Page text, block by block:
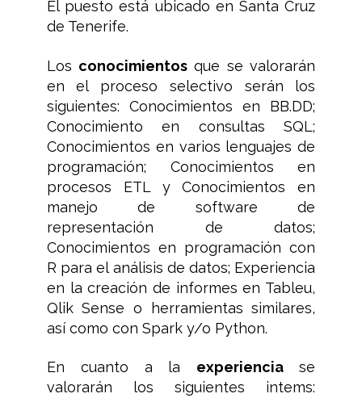
El puesto está ubicado en Santa Cruz
de Tenerife.
Los conocimientosque se valorarán
en el proceso selectivo serán los
siguientes: Conocimientos en BB.DD;
Conocimiento en consultas SQL;
Conocimientos en varios lenguajes de
programación; Conocimientos en
procesos ETL y Conocimientos en
manejo de software de
representación de datos;
Conocimientos en programación con
R para el análisis de datos; Experiencia
en la creación de informes en Tableu,
Qlik Sense o herramientas similares,
así como con Spark y/o Python.
En cuanto a la experienciase
valorarán los siguientes intems: